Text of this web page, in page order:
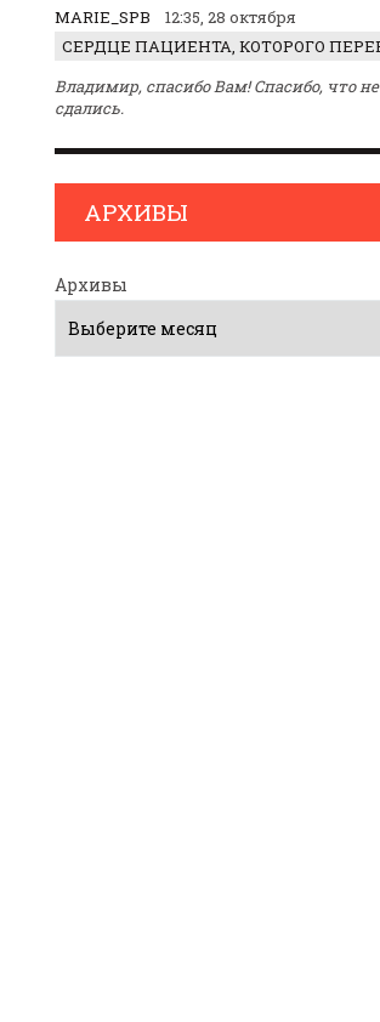
MARIE_SPB
12:35, 28 октября
Владимир, спасибо Вам! Спасибо, что не
сдались.
АРХИВЫ
Архивы